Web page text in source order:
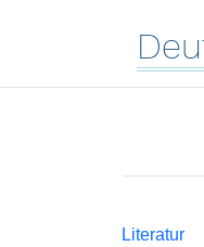
Literatur